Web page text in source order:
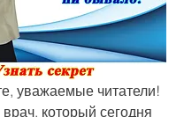
уважаемые читатели!
который сегодня